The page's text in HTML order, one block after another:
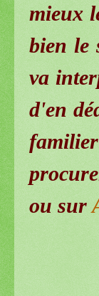
mieux
bien le
va
d'en
ou sur